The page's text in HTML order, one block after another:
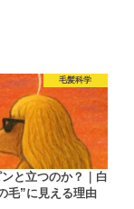
毛髪科学
と立つのか？｜白
毛”に見える理由